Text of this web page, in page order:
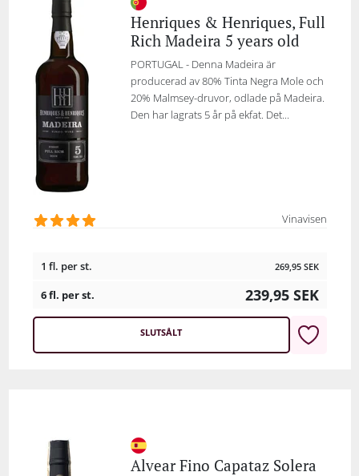
Henriques & Henriques, Full
Rich Madeira 5 years old
PORTUGAL - Denna Madeira är
producerad av 80% Tinta Negra Mole och
20% Malmsey-druvor, odlade på Madeira.
Den har lagrats 5 år på ekfat. Det...
Vinavisen
1 fl. per st. 269,95 SEK
6 fl. per st. 239,95 SEK
SLUTSÅLT
Alvear Fino Capataz Solera